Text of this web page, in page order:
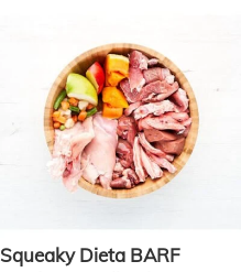
Squeaky Dieta BARF